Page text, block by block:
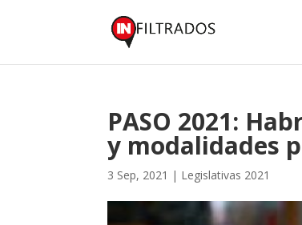
PASO 2021:
y modalidades
3 Sep, 2021 | Legislativas 2021